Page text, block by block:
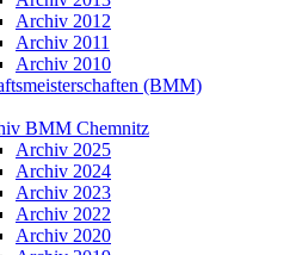
Archiv 2012
Archiv 2011
Archiv 2010
(BMM)
BMM Chemnitz
Archiv 2025
Archiv 2024
Archiv 2023
Archiv 2022
Archiv 2020